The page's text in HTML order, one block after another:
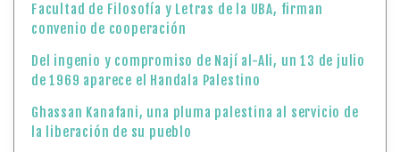
Facultad de Filosofía y Letras de la UBA, firman
convenio de cooperación
Del ingenio y compromiso de Nají al-Ali, un 13 de julio
de 1969 aparece el Handala Palestino
Ghassan Kanafani, una pluma palestina al servicio de
la liberación de su pueblo